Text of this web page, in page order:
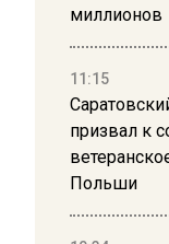
миллионов
11:15
призвал к
Польши